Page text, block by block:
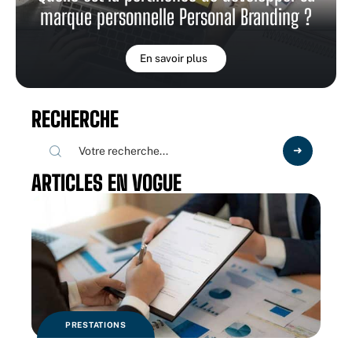
marque personnelle Personal Branding ?
En savoir plus
RECHERCHE
ARTICLES EN VOGUE
PRESTATIONS